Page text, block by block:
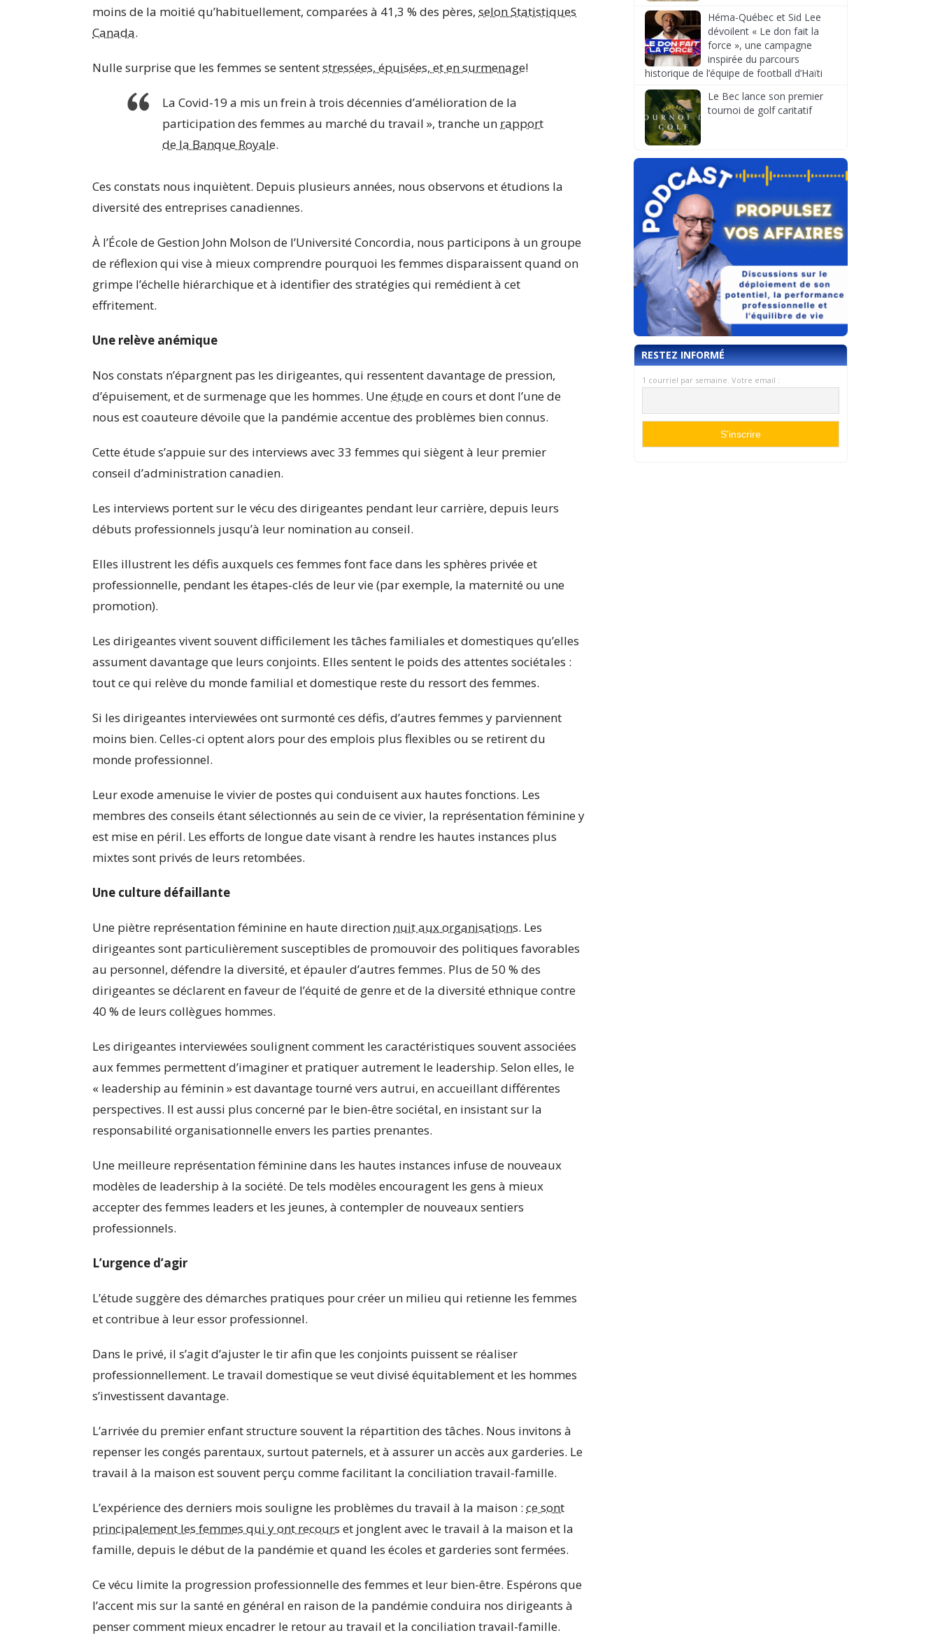
moins de la moitié qu’habituellement, comparées à 41,3 % des pères, selon Statistiques
Canada.
Nulle surprise que les femmes se sententstressées, épuisées, et en surmenage!
La Covid-19 a mis un frein à trois décennies d’amélioration de la
participation des femmes au marché du travail », tranche un rapport
de la Banque Royale.
Ces constats nous inquiètent. Depuis plusieurs années, nous observons et étudions la
diversité des entreprises canadiennes.
À l’École de Gestion John Molson de l’Université Concordia, nous participons à un groupe
de réflexion qui vise à mieux comprendre pourquoi les femmes disparaissent quand on
grimpe l’échelle hiérarchique et à identifier des stratégies qui remédient à cet
effritement.
Une relève anémique
Nos constats n’épargnent pas les dirigeantes, qui ressentent davantage de pression,
d’épuisement, et de surmenage que les hommes. Uneétudeen cours et dont l’une de
nous est coauteure dévoile que la pandémie accentue des problèmes bien connus.
Cette étude s’appuie sur des interviews avec 33 femmes qui siègent à leur premier
conseil d’administration canadien.
Les interviews portent sur le vécu des dirigeantes pendant leur carrière, depuis leurs
débuts professionnels jusqu’à leur nomination au conseil.
Elles illustrent les défis auxquels ces femmes font face dans les sphères privée et
professionnelle, pendant les étapes-clés de leur vie (par exemple, la maternité ou une
promotion).
Les dirigeantes vivent souvent difficilement les tâches familiales et domestiques qu’elles
assument davantage que leurs conjoints. Elles sentent le poids des attentes sociétales :
tout ce qui relève du monde familial et domestique reste du ressort des femmes.
Si les dirigeantes interviewées ont surmonté ces défis, d’autres femmes y parviennent
moins bien. Celles-ci optent alors pour des emplois plus flexibles ou se retirent du
monde professionnel.
Leur exode amenuise le vivier de postes qui conduisent aux hautes fonctions. Les
membres des conseils étant sélectionnés au sein de ce vivier, la représentation féminine y
est mise en péril. Les efforts de longue date visant à rendre les hautes instances plus
mixtes sont privés de leurs retombées.
Une culture défaillante
Une piètre représentation féminine en haute direction nuit aux organisations. Les
dirigeantes sont particulièrement susceptibles de promouvoir des politiques favorables
au personnel, défendre la diversité, et épauler d’autres femmes. Plus de 50 % des
dirigeantes se déclarent en faveur de l’équité de genre et de la diversité ethnique contre
40 % de leurs collègues hommes.
Les dirigeantes interviewées soulignent comment les caractéristiques souvent associées
aux femmes permettent d’imaginer et pratiquer autrement le leadership. Selon elles, le
« leadership au féminin » est davantage tourné vers autrui, en accueillant différentes
perspectives. Il est aussi plus concerné par le bien-être sociétal, en insistant sur la
responsabilité organisationnelle envers les parties prenantes.
Une meilleure représentation féminine dans les hautes instances infuse de nouveaux
modèles de leadership à la société. De tels modèles encouragent les gens à mieux
accepter des femmes leaders et les jeunes, à contempler de nouveaux sentiers
professionnels.
L’urgence d’agir
L’étude suggère des démarches pratiques pour créer un milieu qui retienne les femmes
et contribue à leur essor professionnel.
Dans le privé, il s’agit d’ajuster le tir afin que les conjoints puissent se réaliser
professionnellement. Le travail domestique se veut divisé équitablement et les hommes
s’investissent davantage.
L’arrivée du premier enfant structure souvent la répartition des tâches. Nous invitons à
repenser les congés parentaux, surtout paternels, et à assurer un accès aux garderies. Le
travail à la maison est souvent perçu comme facilitant la conciliation travail-famille.
L’expérience des derniers mois souligne les problèmes du travail à la maison : ce sont
principalement les femmes qui y ont recours et jonglent avec le travail à la maison et la
famille, depuis le début de la pandémie et quand les écoles et garderies sont fermées.
Ce vécu limite la progression professionnelle des femmes et leur bien-être. Espérons que
l’accent mis sur la santé en général en raison de la pandémie conduira nos dirigeants à
penser comment mieux encadrer le retour au travail et la conciliation travail-famille.
Héma-Québec et Sid Lee
dévoilent « Le don fait la
force », une campagne
inspirée du parcours
historique de l’équipe de football d’Haïti
Le Bec lance son premier
tournoi de golf caritatif
RESTEZ INFORMÉ
1 courriel par semaine. Votre email :